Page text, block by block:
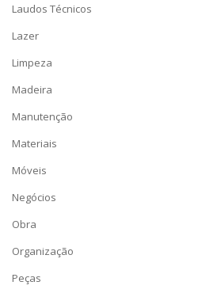
Laudos Técnicos
Lazer
Limpeza
Madeira
Manutenção
Materiais
Móveis
Negócios
Obra
Organização
Peças